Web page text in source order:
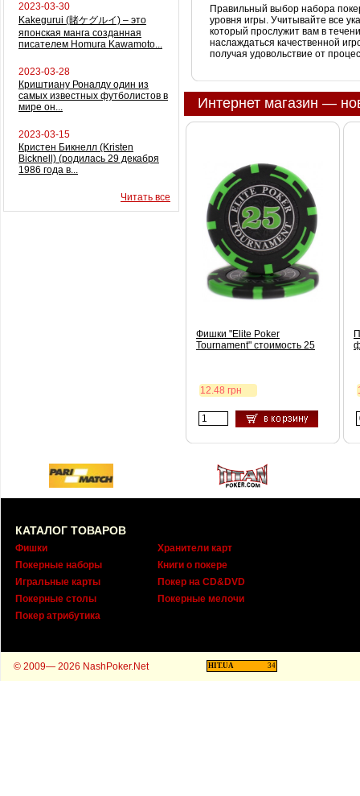
2023-03-30
Kakegurui (賭ケグルイ) – это
японская манга созданная
писателем Homura Kawamoto...
2023-03-28
Криштиану Роналду один из
самых известных футболистов в
мире он...
2023-03-15
Кристен Бикнелл (Kristen
Bicknell) (родилась 29 декабря
1986 года в...
Читать все
Правильный выбор набора
уровня игры. Учитывайте все
который прослужит вам в
наслаждаться качественной
получая удовольствие от
Интернет магазин —
Фишки "Elite Poker
Tournament" стоимость 25
12.48 грн
КАТАЛОГ ТОВАРОВ
Фишки
Покерные наборы
Игральные карты
Покерные столы
Покер атрибутика
Хранители карт
Книги о покере
Покер на CD&DVD
Покерные мелочи
© 2009— 2026 NashPoker.Net HIT.UA 34